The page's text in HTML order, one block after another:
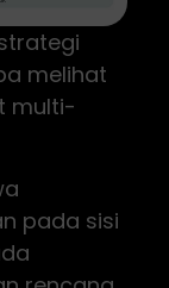
melihat
multi-
pada sisi